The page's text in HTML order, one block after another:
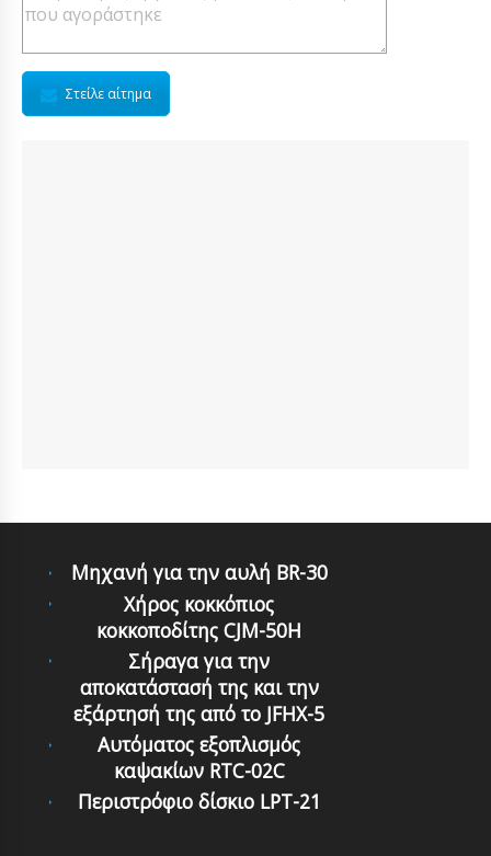
Στείλε αίτημα
Μηχανή για την αυλή BR-30
Χήρος κοκκόπιος
κοκκοποδίτης CJM-50H
Σήραγα για την
αποκατάστασή της και την
εξάρτησή της από το JFHX-5
Αυτόματoς εξoπλισμός
καψακίων RTC-02C
Περιστρόφιο δίσκιο LPT-21